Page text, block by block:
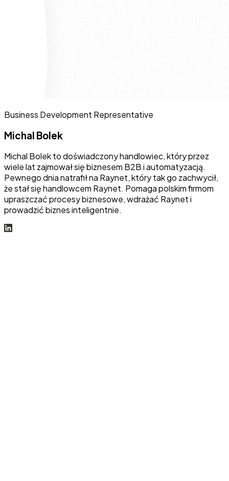
Business Development Representative
Michal Bolek
Michal Bolek to doświadczony handlowiec, który przez
wiele lat zajmował się biznesem B2B i automatyzacją.
Pewnego dnia natrafił na Raynet, który tak go zachwycił,
że stał się handlowcem Raynet. Pomaga polskim firmom
upraszczać procesy biznesowe, wdrażać Raynet i
prowadzić biznes inteligentnie.